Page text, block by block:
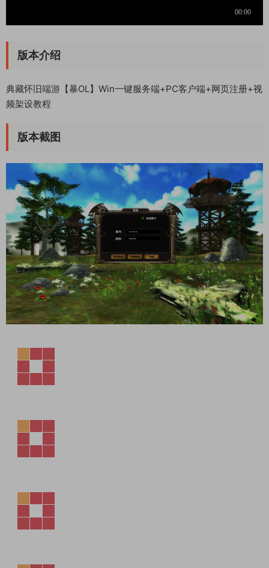
版本介绍
典藏怀旧端游【暴OL】Win一键服务端+PC客户端+网页注册+视
频架设教程
版本截图